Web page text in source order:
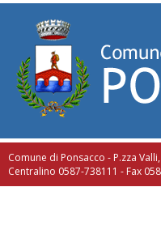
Comune di Ponsacco - P.zza
Centralino 0587-738111 - Fax